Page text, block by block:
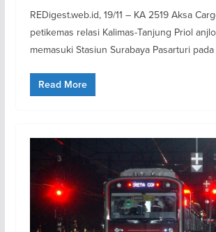
REDigest.web.id, 19/11 – KA 2519 Aksa
petikemas relasi Kalimas-Tanjung Priol
memasuki Stasiun Surabaya Pasarturi pada
Read More